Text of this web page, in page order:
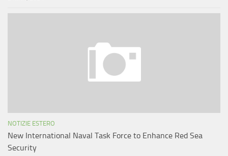
NOTIZIE ESTERO
New International Naval Task Force to Enhance Red Sea
Security